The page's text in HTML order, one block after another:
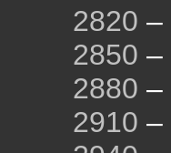
2820 –
2850 –
2880 –
2910 –